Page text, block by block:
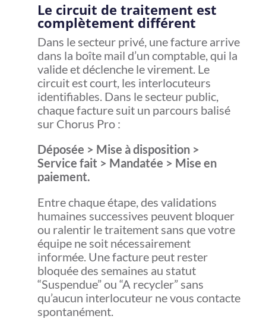
Le circuit de traitement est
complètement différent
Dans le secteur privé, une facture arrive
dans la boîte mail d’un comptable, qui la
valide et déclenche le virement. Le
circuit est court, les interlocuteurs
identifiables. Dans le secteur public,
chaque facture suit un parcours balisé
sur Chorus Pro :
Déposée > Mise à disposition >
Service fait > Mandatée > Mise en
paiement.
Entre chaque étape, des validations
humaines successives peuvent bloquer
ou ralentir le traitement sans que votre
équipe ne soit nécessairement
informée. Une facture peut rester
bloquée des semaines au statut
“Suspendue” ou “A recycler” sans
qu’aucun interlocuteur ne vous contacte
spontanément.